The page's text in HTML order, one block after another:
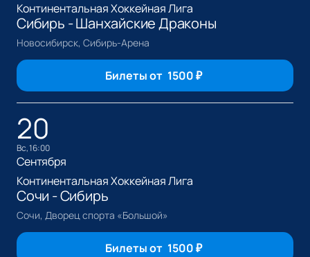
Континентальная Хоккейная Лига
Сибирь - Шанхайские Драконы
Новосибирск, Сибирь-Арена
Билеты от 1500₽
20
вс, 16:00
Сентября
Континентальная Хоккейная Лига
Сочи - Сибирь
Сочи, Дворец спорта «Большой»
Билеты от 1500₽